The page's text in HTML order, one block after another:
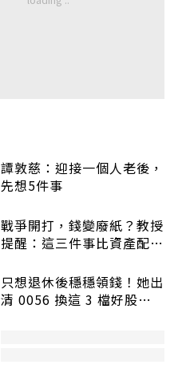
譚敦慈：迎接一個人老後，
先想5件事
戰爭開打，錢變廢紙？教授
提醒：這三件事比資產配置
只想退休後穩穩領錢！她出
清 0056 換這 3 檔好股：